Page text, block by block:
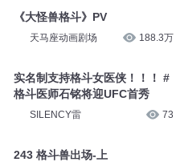
《大怪兽格斗》PV
天马座动画剧场 188.3万
实名制支持格斗女医侠！！！ #
格斗医师石铭将迎UFC首秀
SILENCY雷 73
243 格斗兽出场-上